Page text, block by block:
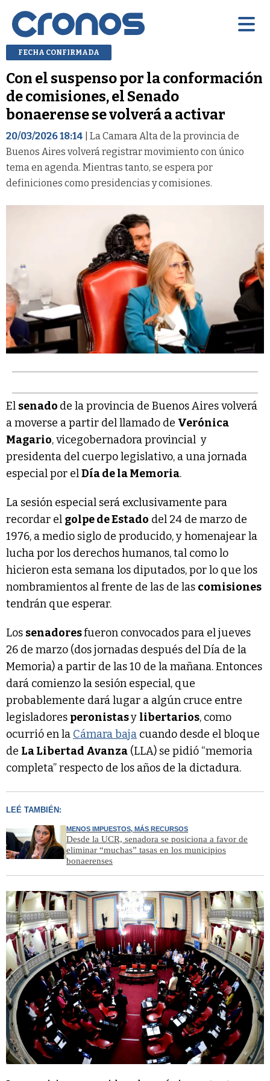
FECHA CONFIRMADA
Con el suspenso por la conformación
de comisiones, el Senado
bonaerense se volverá a activar
20/03/2026 18:14 | La Camara Alta de la provincia de
Buenos Aires volverá registrar movimiento con único
tema en agenda. Mientras tanto, se espera por
definiciones como presidencias y comisiones.
El senado de la provincia de Buenos Aires volverá
a moverse a partir del llamado de Verónica
Magario, vicegobernadora provincial y
presidenta del cuerpo legislativo, a una jornada
especial por elDía de la Memoria.
La sesión especial será exclusivamente para
recordar el golpe de Estado del 24 de marzo de
1976, a medio siglo de producido, y homenajear la
lucha por los derechos humanos, tal como lo
hicieron esta semana los diputados, por lo que los
nombramientos al frente de las de las comisiones
tendrán que esperar.
Los senadoresfueron convocados para el jueves
26 de marzo (dos jornadas después del Día de la
Memoria) a partir de las 10 de la mañana. Entonces
dará comienzo la sesión especial, que
probablemente dará lugar a algún cruce entre
legisladores peronistasy libertarios, como
ocurrió en la Cámara baja cuando desde el bloque
de La Libertad Avanza (LLA) se pidió “memoria
completa” respecto de los años de la dictadura.
LEÉ TAMBIÉN:
MENOS IMPUESTOS, MÁS RECURSOS
Desde la UCR, senadora se posiciona a favor de
eliminar “muchas” tasas en los municipios
bonaerenses